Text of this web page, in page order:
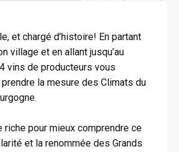
et chargé d’histoire! En partant
village et en allant jusqu’au
vins de producteurs vous
la mesure des Climats du
riche pour mieux comprendre ce
et la renommée des Grands